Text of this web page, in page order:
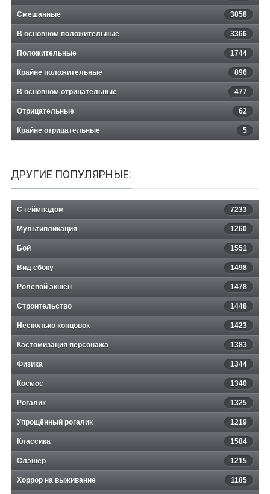
Смешанные 3858
В основном положительные 3366
Положительные 1744
Крайне положительные 896
В основном отрицательные 477
Отрицательные 62
Крайне отрицательные 5
ДРУГИЕ ПОПУЛЯРНЫЕ:
С геймпадом 7233
Мультипликация 1260
Бой 1551
Вид сбоку 1498
Ролевой экшен 1478
Строительство 1448
Несколько концовок 1423
Кастомизация персонажа 1383
Физика 1344
Космос 1340
Рогалик 1325
Упрощённый рогалик 1219
Классика 1584
Слэшер 1215
Хоррор на выживание 1185